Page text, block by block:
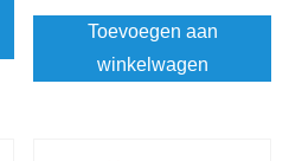
Toevoegen aan
winkelwagen